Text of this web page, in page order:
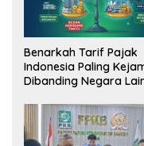
Benarkah Tarif Pajak
Indonesia Paling
Dibanding Negara